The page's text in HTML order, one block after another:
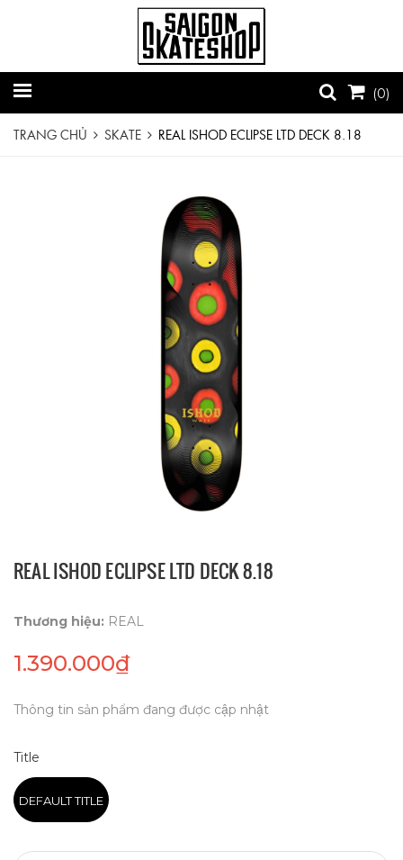
(0)
TRANG CHỦ SKATE REAL ISHOD ECLIPSE LTD DECK 8.18
REAL ISHOD ECLIPSE LTD DECK 8.18
Thương hiệu: REAL
1.390.000₫
Thông tin sản phẩm đang được cập nhật
Title
DEFAULT TITLE